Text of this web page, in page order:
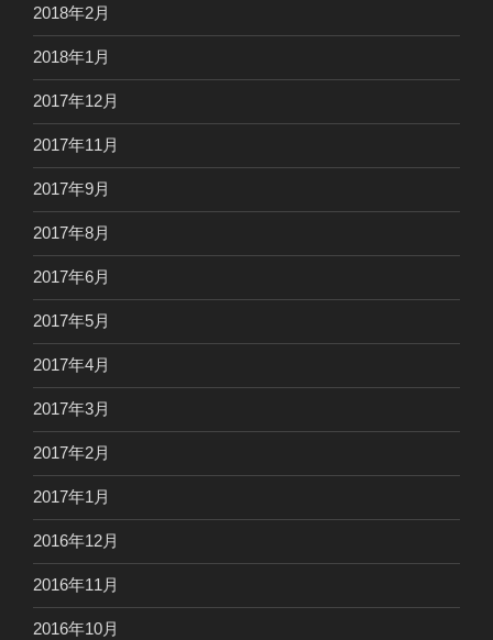
2018年2月
2018年1月
2017年12月
2017年11月
2017年9月
2017年8月
2017年6月
2017年5月
2017年4月
2017年3月
2017年2月
2017年1月
2016年12月
2016年11月
2016年10月